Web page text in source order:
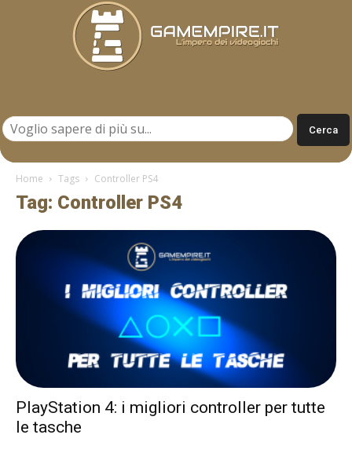
Home Tags Controller PS4
Tag: Controller PS4
PlayStation 4: i migliori controller per tutte
le tasche